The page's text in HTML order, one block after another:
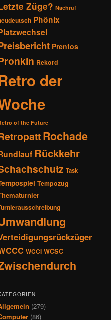
Züge? Nachruf
Phönix
Prentos
Rekord
der
of the Future
Rochade
Rückkehr
Task
Tempozug
WCCI WCSC
(279)
(86)